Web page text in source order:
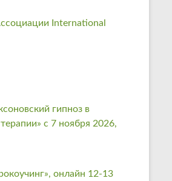
International
гипноз в
с 7 ноября 2026,
онлайн 12-13